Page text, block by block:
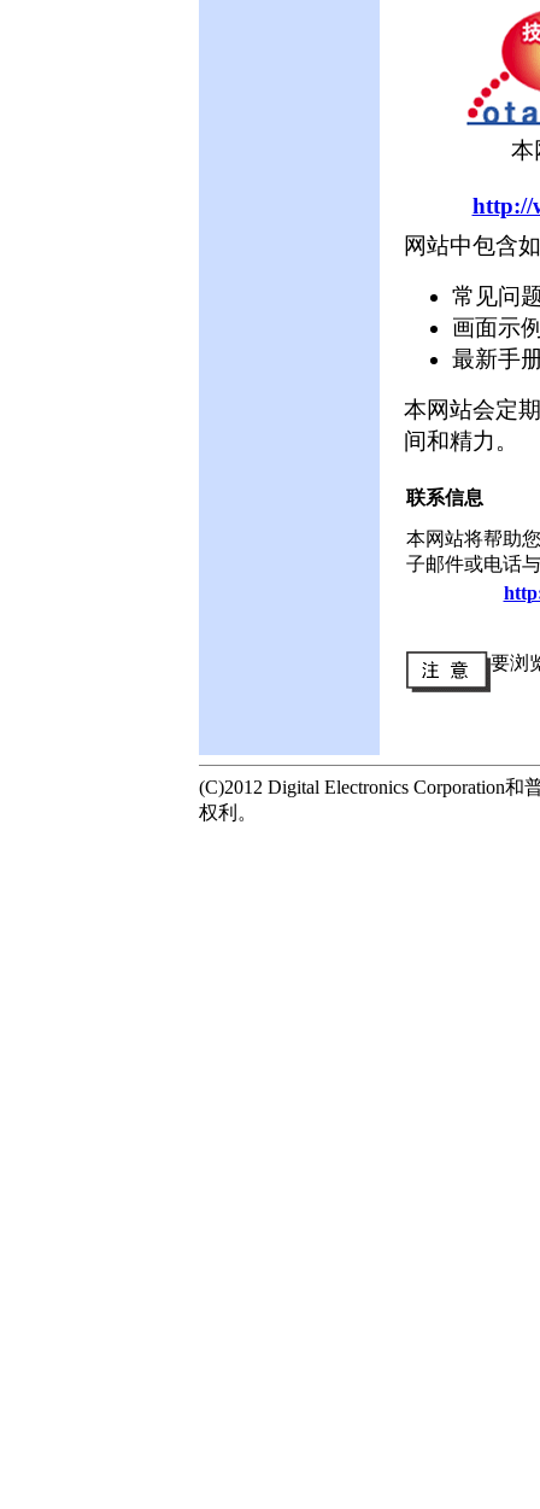
本
http://
网站中包含
常见问
画面示
最新手
本网站会定
间和精力。
联系信息
本网站将帮助
子邮件或电话
要浏
(C)2012 Digital Electronics Corporation
权利。